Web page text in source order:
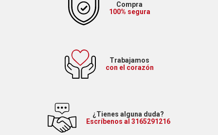
Compra
100% segura
Trabajamos
con el corazón
¿Tienes alguna duda?
Escríbenos al 3165291216